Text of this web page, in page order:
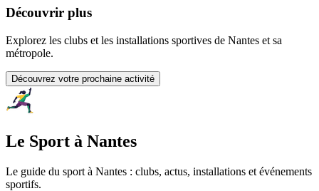
Découvrir plus
Explorez les clubs et les installations sportives de Nantes et sa
métropole.
Découvrez votre prochaine activité
Le Sport à Nantes
Le guide du sport à Nantes : clubs, actus, installations et événements
sportifs.